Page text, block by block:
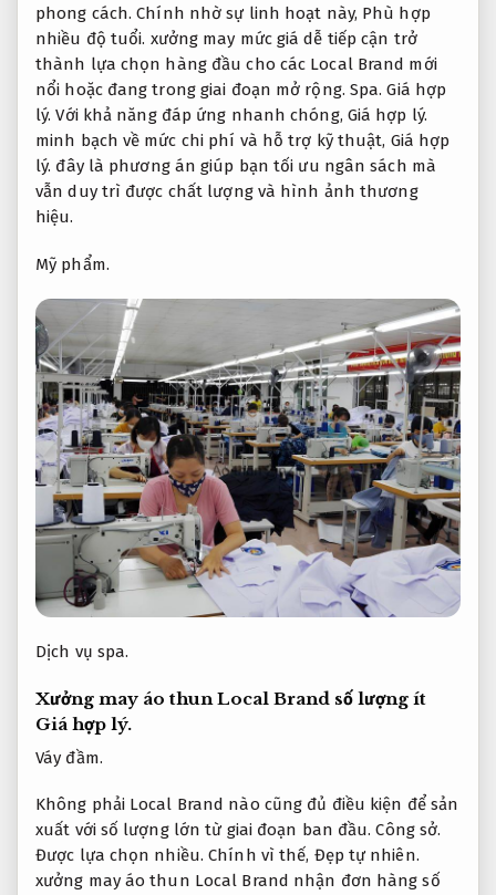
phong cách. Chính nhờ sự linh hoạt này, Phù hợp
nhiều độ tuổi. xưởng may mức giá dễ tiếp cận trở
thành lựa chọn hàng đầu cho các Local Brand mới
nổi hoặc đang trong giai đoạn mở rộng. Spa. Giá hợp
lý. Với khả năng đáp ứng nhanh chóng, Giá hợp lý.
minh bạch về mức chi phí và hỗ trợ kỹ thuật, Giá hợp
lý. đây là phương án giúp bạn tối ưu ngân sách mà
vẫn duy trì được chất lượng và hình ảnh thương
hiệu.
Mỹ phẩm.
Dịch vụ spa.
Xưởng may áo thun Local Brand số lượng ít
Giá hợp lý.
Váy đầm.
Không phải Local Brand nào cũng đủ điều kiện để sản
xuất với số lượng lớn từ giai đoạn ban đầu.Công sở.
Được lựa chọn nhiều. Chính vì thế, Đẹp tự nhiên.
xưởng may áo thun Local Brand nhận đơn hàng số